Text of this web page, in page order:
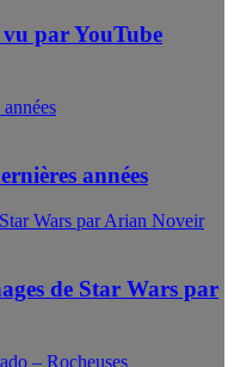
vu par YouTube
années
Wars par Arian Noveir
de Star Wars par
– Rocheuses